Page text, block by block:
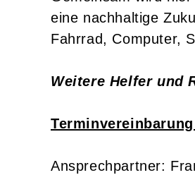
eine nachhaltige
Fahrrad, Computer,
Weitere Helfer und
Ansprechpartner: